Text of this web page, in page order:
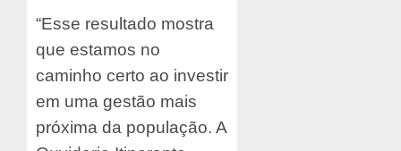
“Esse resultado mostra
que estamos no
caminho certo ao investir
em uma gestão mais
próxima da população. A